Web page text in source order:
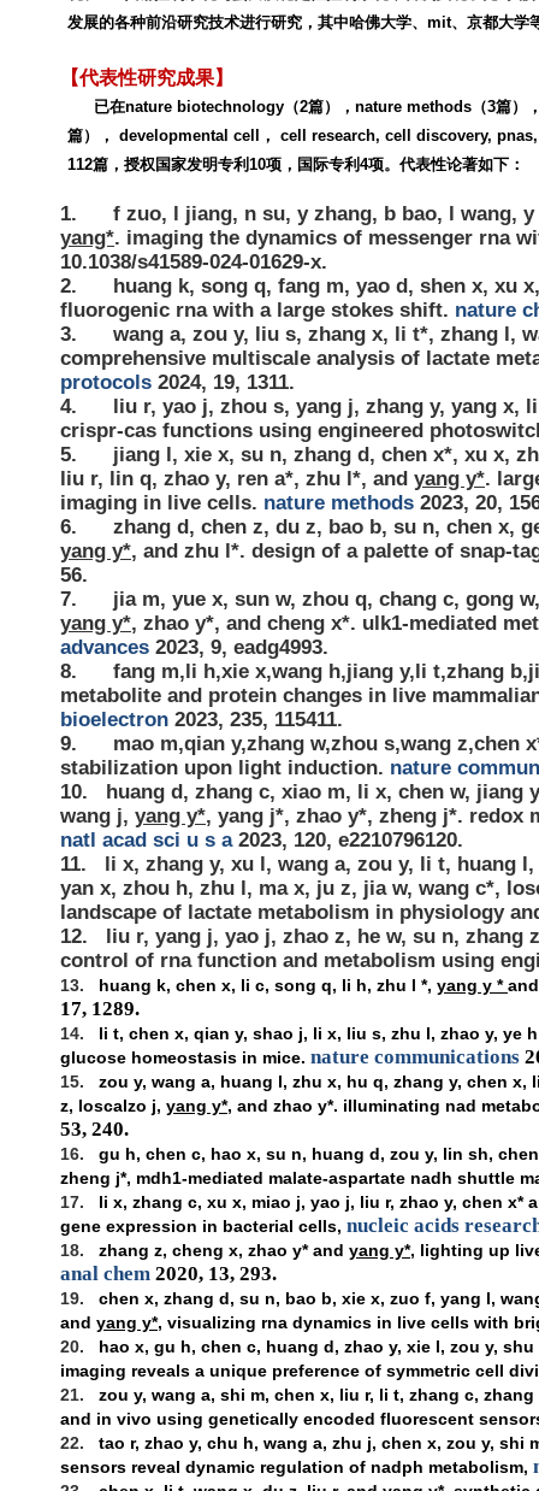
发展的各种前沿研究技术进行研究，其中哈佛大学、mit、京都大学
【代表性研究成果】
已在nature biotechnology（2篇）， nature methods（3篇）
篇），developmental cell ，cell research, cell discovery,
112篇，授权国家发明专利10项，国际专利4项。代表性论著如下：
1.
f zuo, l jiang, n su, y zhang, b bao, l wang,
yang*. imaging the dynamics of messenger rna
10.1038/s41589-024-01629-x.
2.
huang k, song q, fang m, yao d, shen x, xu
fluorogenic rna with a large stokes shift. nature
3.
wang a, zou y, liu s, zhang x, li t*, zhang l,
comprehensive multiscale analysis of lactate
protocols 2024, 19, 1311.
4.
liu r, yao j, zhou s, yang j, zhang y, yang x,
crispr-cas functions using engineered
5.
jiang l, xie x, su n, zhang d, chen x*, xu x,
liu r, lin q, zhao y, ren a*, zhu l*, and yang y*.
imaging in live cells. nature methods 2023, 20,
6.
zhang d, chen z, du z, bao b, su n, chen x,
yang y*, and zhu l*. design of a palette of snap-
56.
7.
jia m, yue x, sun w, zhou q, chang c, gong
yang y*, zhao y*, and cheng x*. ulk1-mediated
advances 2023, 9, eadg4993.
8.
fang m,li h,xie x,wang h,jiang y,li t,zhang
metabolite and protein changes in live
bioelectron 2023, 235, 115411.
9.
mao m,qian y,zhang w,zhou s,wang z,chen
stabilization upon light induction. nature
10.
huang d, zhang c, xiao m, li x, chen w, jiang
wang j, yang y*, yang j*, zhao y*, zheng j*.
natl acad sci u s a2023, 120, e2210796120.
11.
li x, zhang y, xu l, wang a, zou y, li t, huang
yan x, zhou h, zhu l, ma x, ju z, jia w, wang c*,
landscape of lactate metabolism in physiology
12.
liu r, yang j, yao j, zhao z, he w, su n,
control of rna function and metabolism using
13. huang k, chen x, li c, song q, li h, zhu l *, yang y *
17, 1289.
14.
li t, chen x, qian y, shao j, li x, liu s, zhu l, zhao y, ye
glucose homeostasis in mice. nature communications
15.
zou y, wang a, huang l, zhu x, hu q, zhang y, chen
z, loscalzo j, yang y*, and zhao y*. illuminating nad
53, 240.
16.
gu h, chen c, hao x, su n, huang d, zou y, lin sh,
zheng j*, mdh1-mediated malate-aspartate nadh shuttle
17.
li x, zhang c, xu x, miao j, yao j, liu r, zhao y, chen x*
gene expression in bacterial cells, nucleic acids
18. zhang z, cheng x, zhao y* and yang y*, lighting up
anal chem 2020, 13, 293.
19.
chen x, zhang d, su n, bao b, xie x, zuo f, yang l,
and yang y*, visualizing rna dynamics in live cells with
20.
hao x, gu h, chen c, huang d, zhao y, xie l, zou y,
imaging reveals a unique preference of symmetric cell
21.
zou y, wang a, shi m, chen x, liu r, li t, zhang c,
and in vivo using genetically encoded fluorescent
22.
tao r, zhao y, chu h, wang a, zhu j, chen x, zou y,
sensors reveal dynamic regulation of nadph metabolism,